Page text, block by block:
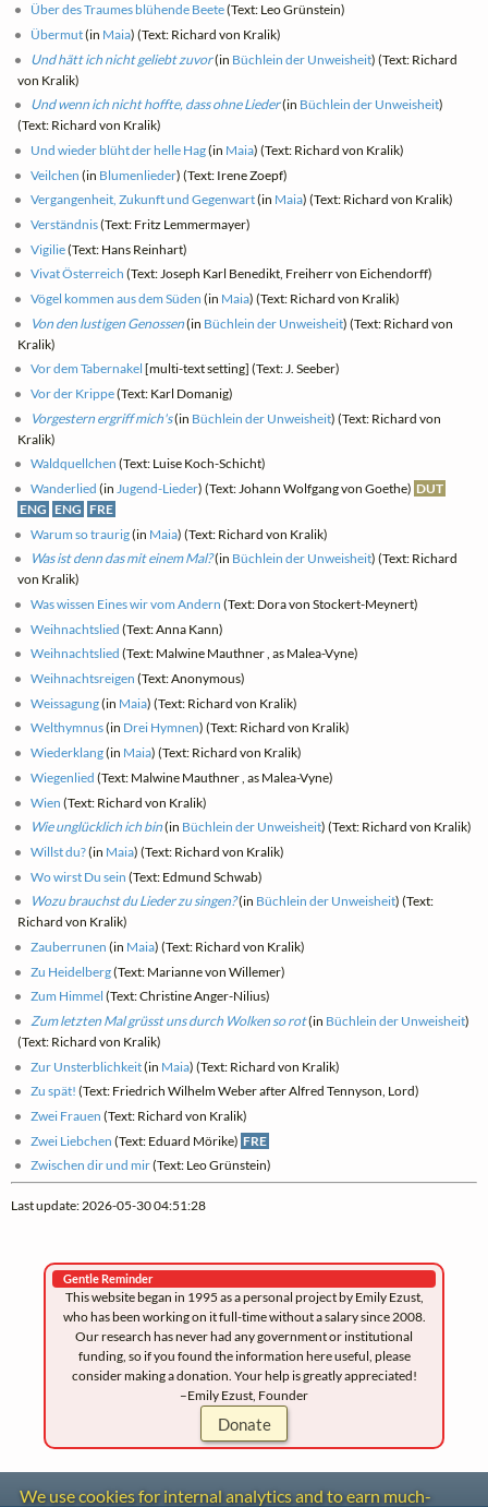
Über des Traumes blühende Beete(Text: Leo Grünstein)
Übermut(in Maia) (Text: Richard von Kralik)
Und hätt ich nicht geliebt zuvor(in Büchlein der Unweisheit) (Text: Richard
von Kralik)
Und wenn ich nicht hoffte, dass ohne Lieder(in Büchlein der Unweisheit)
(Text: Richard von Kralik)
Und wieder blüht der helle Hag(in Maia) (Text: Richard von Kralik)
Veilchen (in Blumenlieder) (Text: Irene Zoepf)
Vergangenheit, Zukunft und Gegenwart(in Maia) (Text: Richard von Kralik)
Verständnis(Text: Fritz Lemmermayer)
Vigilie(Text: Hans Reinhart)
Vivat Österreich (Text: Joseph Karl Benedikt, Freiherr von Eichendorff)
Vögel kommen aus dem Süden (in Maia) (Text: Richard von Kralik)
Von den lustigen Genossen(in Büchlein der Unweisheit) (Text: Richard von
Kralik)
Vor dem Tabernakel [multi-text setting] (Text: J. Seeber)
Vor der Krippe(Text: Karl Domanig)
Vorgestern ergriff mich's(in Büchlein der Unweisheit) (Text: Richard von
Kralik)
Waldquellchen (Text: Luise Koch-Schicht)
Wanderlied (inJugend-Lieder) (Text: Johann Wolfgang von Goethe) DUT
ENG ENG FRE
Warum so traurig(in Maia) (Text: Richard von Kralik)
Was ist denn das mit einem Mal?(in Büchlein der Unweisheit) (Text: Richard
von Kralik)
Was wissen Eines wir vom Andern (Text: Dora von Stockert-Meynert)
Weihnachtslied (Text: Anna Kann)
Weihnachtslied (Text: Malwine Mauthner , as Malea-Vyne)
Weihnachtsreigen (Text: Anonymous)
Weissagung(in Maia) (Text: Richard von Kralik)
Welthymnus(in Drei Hymnen) (Text: Richard von Kralik)
Wiederklang(in Maia) (Text: Richard von Kralik)
Wiegenlied (Text: Malwine Mauthner , as Malea-Vyne)
Wien (Text: Richard von Kralik)
Wie unglücklich ich bin(in Büchlein der Unweisheit) (Text: Richard von Kralik)
Willst du?(in Maia) (Text: Richard von Kralik)
Wo wirst Du sein (Text: Edmund Schwab)
Wozu brauchst du Lieder zu singen?(in Büchlein der Unweisheit) (Text:
Richard von Kralik)
Zauberrunen (in Maia) (Text: Richard von Kralik)
Zu Heidelberg(Text: Marianne von Willemer)
Zum Himmel (Text: Christine Anger-Nilius)
Zum letzten Mal grüsst uns durch Wolken so rot(in Büchlein der Unweisheit)
(Text: Richard von Kralik)
Zur Unsterblichkeit(in Maia) (Text: Richard von Kralik)
Zu spät! (Text: Friedrich Wilhelm Weber after Alfred Tennyson, Lord)
Zwei Frauen (Text: Richard von Kralik)
Zwei Liebchen (Text: Eduard Mörike) FRE
Zwischen dir und mir(Text: Leo Grünstein)
Last update: 2026-05-30 04:51:28
Gentle Reminder
This website began in 1995 as a personal project by Emily Ezust,
who has been working on it full-time without a salary since 2008.
Our research has never had any government or institutional
funding, so if you found the information here useful, please
consider making a donation. Your help is greatly appreciated!
–Emily Ezust, Founder
Donate
We use cookies for internal analytics and to earn much-